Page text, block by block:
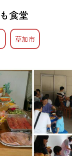
マップ
クの紹介
スセンター
・支援する
食堂
草加市